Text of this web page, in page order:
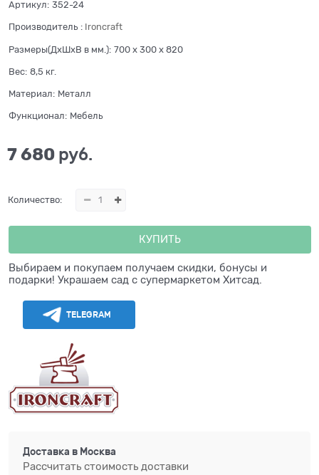
Артикул: 352-24
Производитель : Ironcraft
Размеры(ДхШхВ в мм.): 700 x 300 x 820
Вес: 8,5 кг.
Материал: Металл
Функционал: Мебель
7 680 руб.
Количество:
КУПИТЬ
Выбираем и покупаем получаем скидки, бонусы и
подарки! Украшаем сад с супермаркетом Хитсад.
TELEGRAM
Доставка в Москва
Рассчитать стоимость доставки